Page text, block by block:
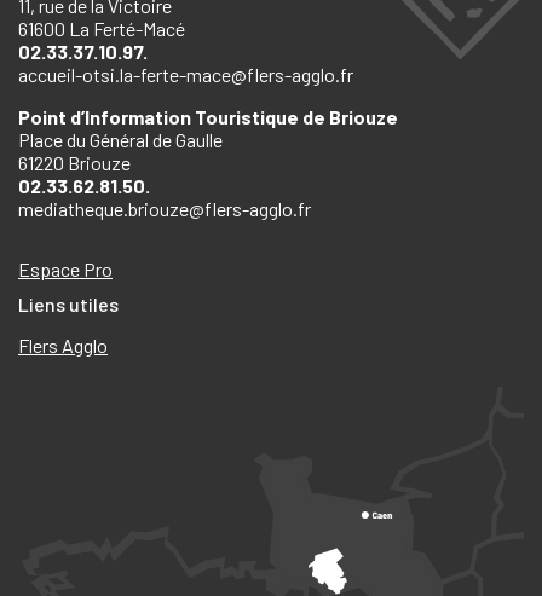
11, rue de la Victoire
61600 La Ferté-Macé
02.33.37.10.97.
accueil-otsi.la-ferte-mace@flers-agglo.fr
Point d’Information Touristique de Briouze
Place du Général de Gaulle
61220 Briouze
02.33.62.81.50.
mediatheque.briouze@flers-agglo.fr
Espace Pro
Liens utiles
Flers Agglo